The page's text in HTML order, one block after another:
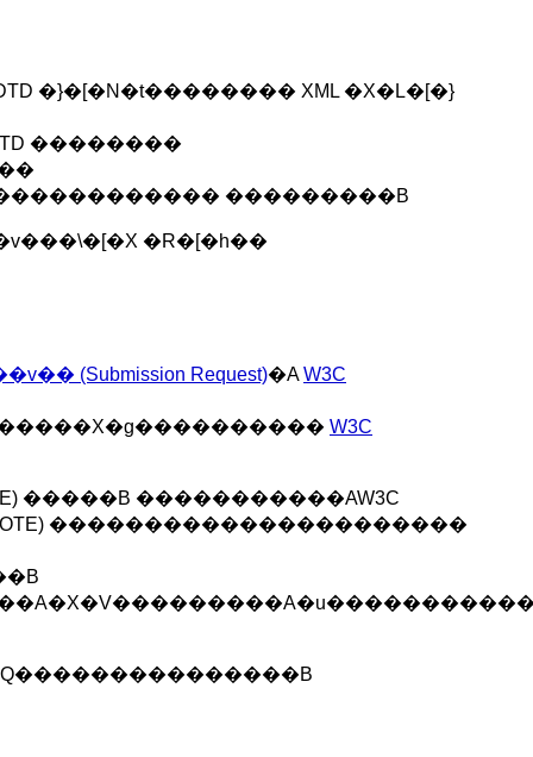
XML �X�L�[�}
��������
���������B
�R�[�h��
(Submission Request)�AW3C
W3C
�����B �����������AW3C
����������������������